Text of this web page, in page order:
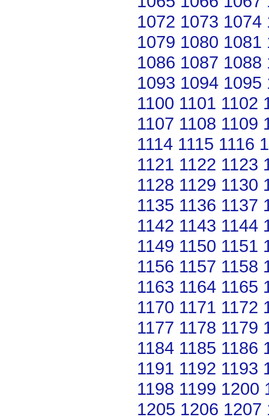
1072 1073 1074
1079 1080 1081
1086 1087 1088
1093 1094 1095
1100 1101 1102
1107 1108 1109
1114 1115 1116
1121 1122 1123
1128 1129 1130
1135 1136 1137
1142 1143 1144
1149 1150 1151
1156 1157 1158
1163 1164 1165
1170 1171 1172
1177 1178 1179
1184 1185 1186
1191 1192 1193
1198 1199 1200
1205 1206 1207